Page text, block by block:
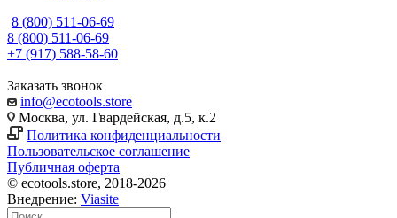
8 (800) 511-06-69
8 (800) 511-06-69
+7 (917) 588-58-60
Заказать звонок
info@ecotools.store
Москва, ул. Гвардейская, д.5, к.2
Политика конфиденциальности
Пользовательское соглашение
Публичная оферта
© ecotools.store, 2018-2026
Внедрение: Viasite